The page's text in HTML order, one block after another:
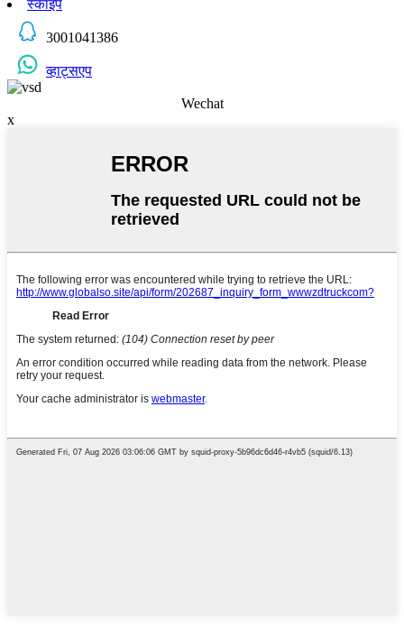
स्काइप
3001041386
व्हाट्सएप
Wechat
x